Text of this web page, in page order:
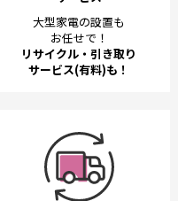
大型家電の設置も
お任せで！
リサイクル・引き取り
サービス(有料)も！